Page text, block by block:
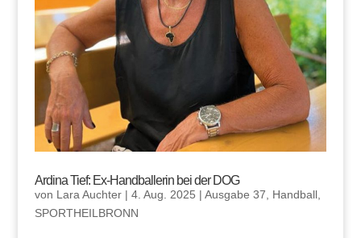
Ardina Tief: Ex-Handballerin bei der DOG
von Lara Auchter| 4. Aug. 2025 | Ausgabe 37, Handball,
SPORTHEILBRONN